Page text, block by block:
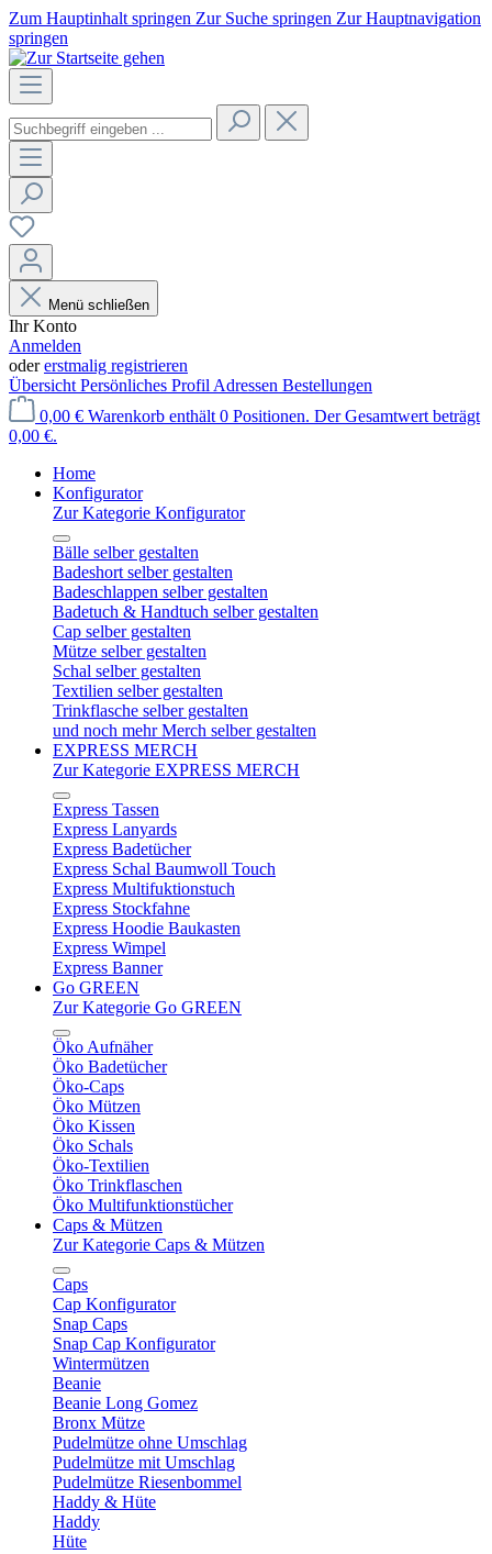
Zum Hauptinhalt springen Zur Suche springen Zur Hauptnavigation
springen
Menü schließen
Ihr Konto
Anmelden
odererstmalig registrieren
Übersicht Persönliches Profil Adressen Bestellungen
0,00 € Warenkorb enthält 0 Positionen. Der Gesamtwert beträgt
0,00 €.
Home
Konfigurator
Zur Kategorie Konfigurator
Bälle selber gestalten
Badeshort selber gestalten
Badeschlappen selber gestalten
Badetuch & Handtuch selber gestalten
Cap selber gestalten
Mütze selber gestalten
Schal selber gestalten
Textilien selber gestalten
Trinkflasche selber gestalten
und noch mehr Merch selber gestalten
EXPRESS MERCH
Zur Kategorie EXPRESS MERCH
Express Tassen
Express Lanyards
Express Badetücher
Express Schal Baumwoll Touch
Express Multifuktionstuch
Express Stockfahne
Express Hoodie Baukasten
Express Wimpel
Express Banner
Go GREEN
Zur Kategorie Go GREEN
Öko Aufnäher
Öko Badetücher
Öko-Caps
Öko Mützen
Öko Kissen
Öko Schals
Öko-Textilien
Öko Trinkflaschen
Öko Multifunktionstücher
Caps & Mützen
Zur Kategorie Caps & Mützen
Caps
Cap Konfigurator
Snap Caps
Snap Cap Konfigurator
Wintermützen
Beanie
Beanie Long Gomez
Bronx Mütze
Pudelmütze ohne Umschlag
Pudelmütze mit Umschlag
Pudelmütze Riesenbommel
Haddy & Hüte
Haddy
Hüte